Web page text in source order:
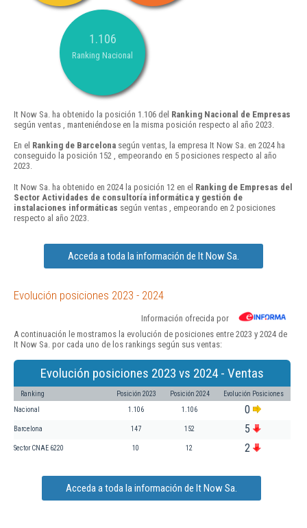
1.106
Ranking Nacional
It Now Sa. ha obtenido la posición 1.106 del Ranking Nacional de Empresas
según ventas , manteniéndose en la misma posición respecto al año 2023.
En el Ranking de Barcelona según ventas, la empresa It Now Sa. en 2024 ha
conseguido la posición 152 , empeorando en 5 posiciones respecto al año
2023.
It Now Sa. ha obtenido en 2024 la posición 12 en el Ranking de Empresas del
Sector Actividades de consultoría informática y gestión de
instalaciones informáticas según ventas , empeorando en 2 posiciones
respecto al año 2023.
Acceda a toda la información de It Now Sa.
Evolución posiciones 2023 - 2024
Información ofrecida por
A continuación le mostramos la evolución de posiciones entre 2023 y 2024 de
It Now Sa. por cada uno de los rankings según sus ventas:
Evolución posiciones 2023 vs 2024 - Ventas
Ranking Posición 2023 Posición 2024 Evolución Posiciones
Nacional 1.106 1.106 0
Barcelona 147 152 5
Sector CNAE 6220 10 12 2
Acceda a toda la información de It Now Sa.